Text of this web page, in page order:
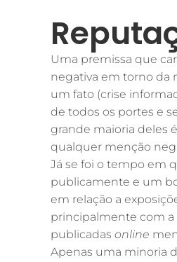
Uma premissa que
negativa em torno da
um fato (crise
de todos os portes e
grande maioria deles
qualquer menção
Já se foi o tempo em
publicamente e um
em relação a
principalmente com a
publicadas online
Apenas uma minoria